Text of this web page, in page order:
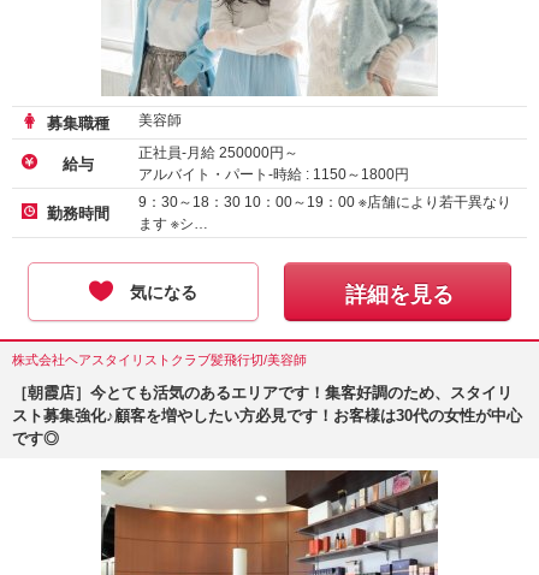
募集職種 美容師
給与
正社員-月給 250000円～
アルバイト・パート-時給 : 1150～ 1800円
アルバイト・パート-時給 : 1150～1200円
勤務時間
9：30～18：30 10：00～19：00 ※店舗により若干異なり
ます ※シ…
気になる 詳細を見る
株式会社ヘアスタイリストクラブ髪飛行切/美容師
［朝霞店］今とても活気のあるエリアです！集客好調のため、スタイリ
スト募集強化♪顧客を増やしたい方必見です！お客様は30代の女性が中心
です◎